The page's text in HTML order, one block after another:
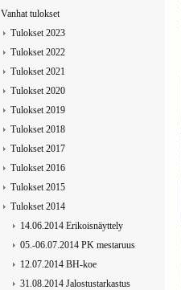
Vanhat tulokset
Tulokset 2023
Tulokset 2022
Tulokset 2021
Tulokset 2020
Tulokset 2019
Tulokset 2018
Tulokset 2017
Tulokset 2016
Tulokset 2015
Tulokset 2014
14.06.2014 Erikoisnäyttely
05.-06.07.2014 PK mestaruus
12.07.2014 BH-koe
31.08.2014 Jalostustarkastus